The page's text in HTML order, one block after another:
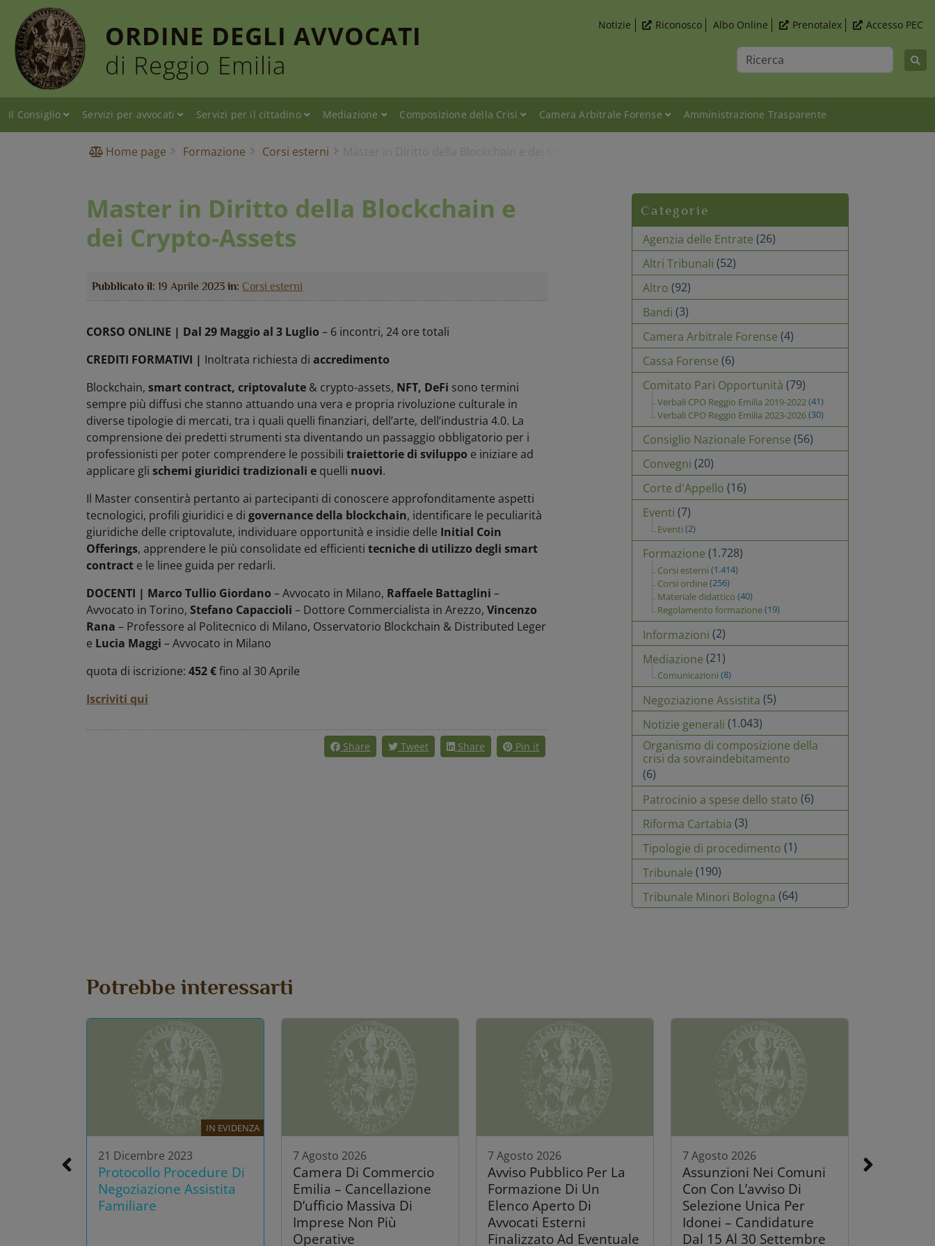
ORDINE DEGLI AVVOCATI
di Reggio Emilia
Ricerca
Notizie Riconosco Albo Online Prenotalex Accesso PEC
Il Consiglio Servizi per avvocati Servizi per il cittadino Mediazione Composizione della Crisi Camera Arbitrale Forense Amministrazione Trasparente
Home page Formazione Corsi esterni
Master in Diritto della Blockchain e
dei Crypto-Assets
Pubblicato il: 19 Aprile 2023 in: Corsi esterni
CORSO ONLINE | Dal 29 Maggio al 3 Luglio – 6 incontri, 24 ore totali
CREDITI FORMATIVI | Inoltrata richiesta di accredimento
Blockchain, smart contract, criptovalute & crypto-assets, NFT, DeFi sono termini
sempre più diffusi che stanno attuando una vera e propria rivoluzione culturale in
diverse tipologie di mercati, tra i quali quelli finanziari, dell’arte, dell’industria 4.0. La
comprensione dei predetti strumenti sta diventando un passaggio obbligatorio per i
professionisti per poter comprendere le possibili traiettorie di sviluppo e iniziare ad
applicare gli schemi giuridici tradizionali e quelli nuovi.
Il Master consentirà pertanto ai partecipanti di conoscere approfonditamente aspetti
tecnologici, profili giuridici e di governance della blockchain, identificare le peculiarità
giuridiche delle criptovalute, individuare opportunità e insidie delle Initial Coin
Offerings, apprendere le più consolidate ed efficienti tecniche di utilizzo degli smart
contract e le linee guida per redarli.
DOCENTI | Marco Tullio Giordano – Avvocato in Milano, Raffaele Battaglini –
Avvocato in Torino, Stefano Capaccioli – Dottore Commercialista in Arezzo, Vincenzo
Rana – Professore al Politecnico di Milano, Osservatorio Blockchain & Distributed Leger
e Lucia Maggi – Avvocato in Milano
quota di iscrizione: 452 €fino al 30 Aprile
Iscriviti qui
Share Tweet Share Pin it
Categorie
Agenzia delle Entrate (26)
Altri Tribunali (52)
Altro (92)
Bandi (3)
Camera Arbitrale Forense (4)
Cassa Forense (6)
Comitato Pari Opportunità (79)
Verbali CPO Reggio Emilia 2019-2022(41)
Verbali CPO Reggio Emilia 2023-2026(30)
Consiglio Nazionale Forense (56)
Convegni (20)
Corte d'Appello (16)
Eventi (7)
Eventi (2)
Formazione (1.728)
Corsi esterni (1.414)
Corsi ordine(256)
Materiale didattico (40)
Regolamento formazione(19)
Informazioni (2)
Mediazione (21)
Comunicazioni (8)
Negoziazione Assistita (5)
Notizie generali (1.043)
Organismo di composizione della
crisi da sovraindebitamento
(6)
Patrocinio a spese dello stato (6)
Riforma Cartabia (3)
Tipologie di procedimento (1)
Tribunale (190)
Tribunale Minori Bologna (64)
Potrebbe interessarti
IN EVIDENZA
21 Dicembre 2023
Protocollo Procedure Di
Negoziazione Assistita
Familiare
7 Agosto 2026
Camera Di Commercio
Emilia – Cancellazione
D’ufficio Massiva Di
Imprese Non Più
Operative
7 Agosto 2026
Avviso Pubblico Per La
Formazione Di Un
Elenco Aperto Di
Avvocati Esterni
Finalizzato Ad Eventuale
7 Agosto 2026
Assunzioni Nei Comuni
Con Con L’avviso Di
Selezione Unica Per
Idonei – Candidature
Dal 15 Al 30 Settembre